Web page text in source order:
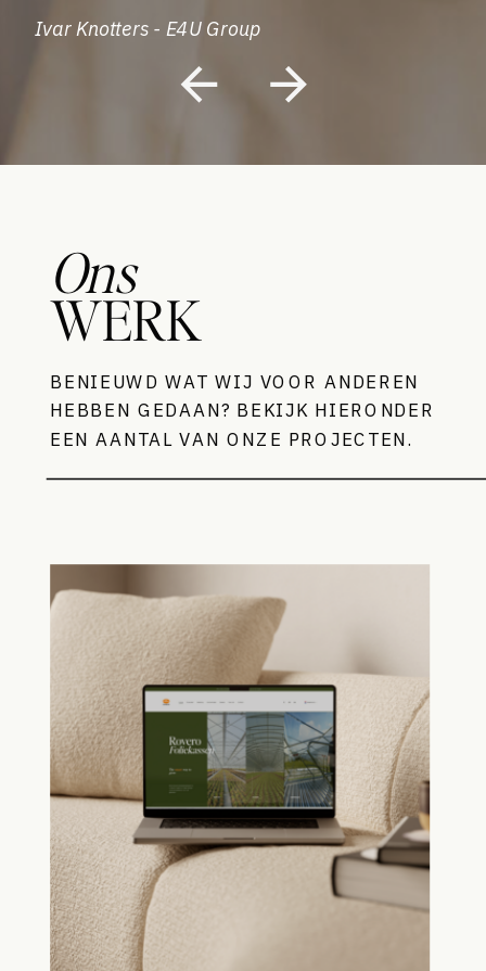
Ivar Knotters - E4U Group
BENIEUWD WAT WIJ VOOR ANDEREN
HEBBEN GEDAAN? BEKIJK HIERONDER
EEN AANTAL VAN ONZE PROJECTEN.
Ons
WERK